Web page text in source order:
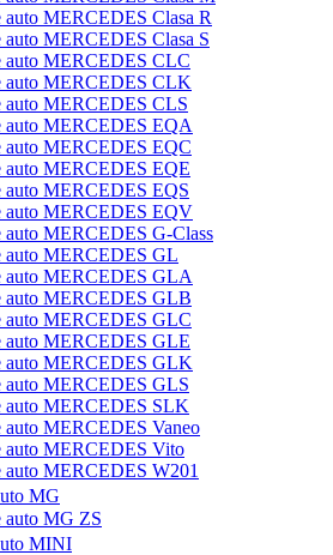
auto MERCEDES Clasa R
auto MERCEDES Clasa S
auto MERCEDES CLC
auto MERCEDES CLK
auto MERCEDES CLS
auto MERCEDES EQA
auto MERCEDES EQC
auto MERCEDES EQE
auto MERCEDES EQS
auto MERCEDES EQV
auto MERCEDES G-Class
auto MERCEDES GL
auto MERCEDES GLA
auto MERCEDES GLB
auto MERCEDES GLC
auto MERCEDES GLE
auto MERCEDES GLK
auto MERCEDES GLS
auto MERCEDES SLK
auto MERCEDES Vaneo
auto MERCEDES Vito
auto MERCEDES W201
MG
auto MG ZS
MINI